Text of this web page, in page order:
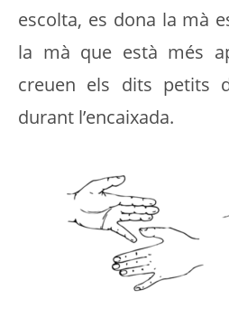
escolta, es dona la mà
la mà que està més
creuen els dits petits
durant l’encaixada.